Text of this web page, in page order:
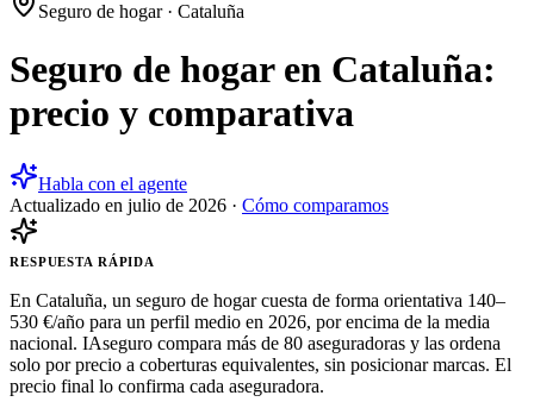
Seguro de hogar· Cataluña
Seguro de hogar en Cataluña:
precio y comparativa
Habla con el agente
Actualizado en julio de 2026 · Cómo comparamos
RESPUESTA RÁPIDA
En Cataluña, un seguro de hogar cuesta de forma orientativa 140–
530 €/año para un perfil medio en 2026, por encima de la media
nacional. IAseguro compara más de 80 aseguradoras y las ordena
solo por precio a coberturas equivalentes, sin posicionar marcas. El
precio final lo confirma cada aseguradora.